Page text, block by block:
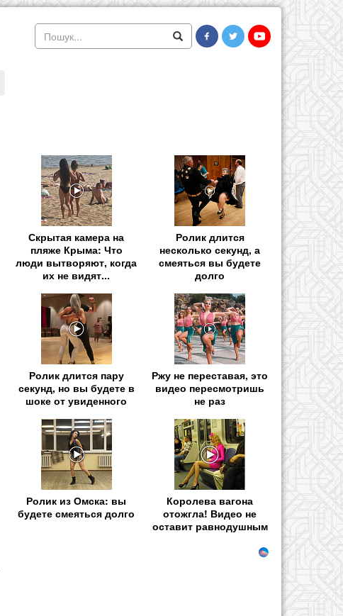
Скрытая камера на
пляже Крыма: Что
люди вытворяют, когда
их не видят...
Ролик длится
несколько секунд, а
смеяться вы будете
долго
Ролик длится пару
секунд, но вы будете в
шоке от увиденного
Ржу не переставая, это
видео пересмотришь
не раз
Ролик из Омска: вы
будете смеяться долго
Королева вагона
отожгла! Видео не
оставит равнодушным